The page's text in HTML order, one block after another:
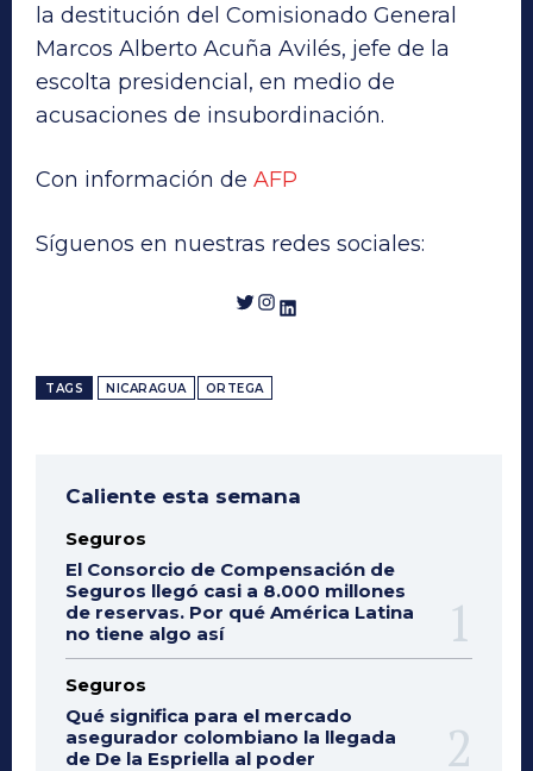
la destitución del Comisionado General
Marcos Alberto Acuña Avilés, jefe de la
escolta presidencial, en medio de
acusaciones de insubordinación.
Con información de AFP
Síguenos en nuestras redes sociales:
Twitter InstagramLinkedIn
TAGS NICARAGUA ORTEGA
Caliente esta semana
Seguros
El Consorcio de Compensación de
Seguros llegó casi a 8.000 millones
de reservas. Por qué América Latina
no tiene algo así
Seguros
Qué significa para el mercado
asegurador colombiano la llegada
de De la Espriella al poder